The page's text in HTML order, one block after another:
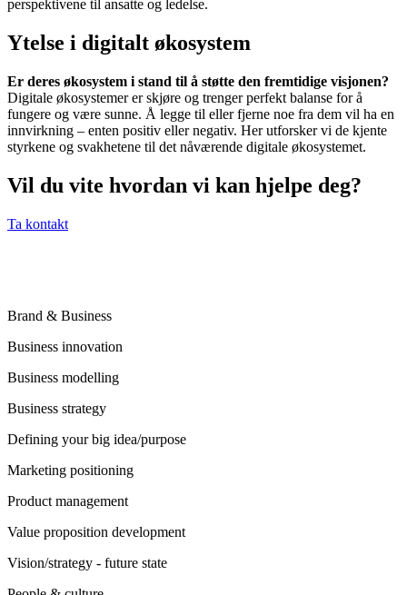
perspektivene til ansatte og ledelse.
Ytelse i digitalt økosystem
Er deres økosystem i stand til å støtte den fremtidige visjonen?
Digitale økosystemer er skjøre og trenger perfekt balanse for å
fungere og være sunne. Å legge til eller fjerne noe fra dem vil ha en
innvirkning – enten positiv eller negativ. Her utforsker vi de kjente
styrkene og svakhetene til det nåværende digitale økosystemet.
Vil du vite hvordan vi kan hjelpe deg?
Ta kontakt
Brand & Business
Business innovation
Business modelling
Business strategy
Defining your big idea/purpose
Marketing positioning
Product management
Value proposition development
Vision/strategy - future state